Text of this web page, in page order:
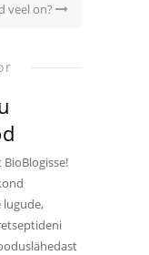
veel on?
lugude,